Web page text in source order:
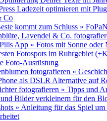
Ladezeit optimieren mit
Co
kommt zum Schluss »
Lavendel & Co.
App » Fotos mit Sonne oder
Fotospots im Ruhrgebiet
Foto-Ausrüstung
fotografieren »
als DSLR Alternative auf
fotografieren » Tipps und
Bilder verkleinern für den
» Anleitung für das Spiel